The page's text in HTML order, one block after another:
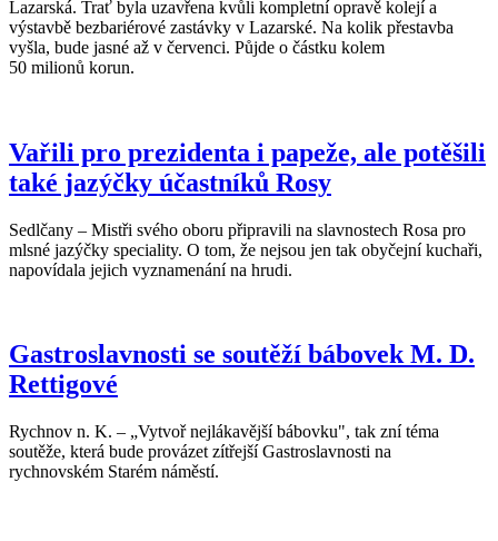
Lazarská. Trať byla uzavřena kvůli kompletní opravě kolejí a
výstavbě bezbariérové zastávky v Lazarské. Na kolik přestavba
vyšla, bude jasné až v červenci. Půjde o částku kolem
50 milionů korun.
Vařili pro prezidenta i papeže, ale potěšili
také jazýčky účastníků Rosy
Sedlčany – Mistři svého oboru připravili na slavnostech Rosa pro
mlsné jazýčky speciality. O tom, že nejsou jen tak obyčejní kuchaři,
napovídala jejich vyznamenání na hrudi.
Gastroslavnosti se soutěží bábovek M. D.
Rettigové
Rychnov n. K. – „Vytvoř nejlákavější bábovku", tak zní téma
soutěže, která bude provázet zítřejší Gastroslavnosti na
rychnovském Starém náměstí.